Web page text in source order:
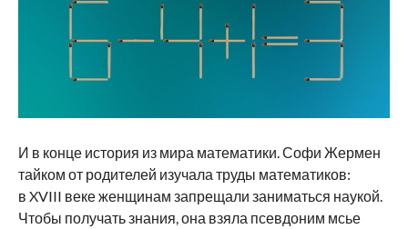
И в конце история из мира математики. Софи Жермен
тайком от родителей изучала труды математиков:
в XVIII веке женщинам запрещали заниматься наукой.
Чтобы получать знания, она взяла псевдоним мсье